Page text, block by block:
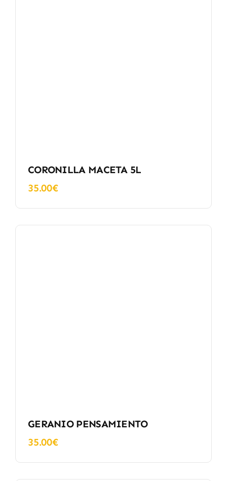
CORONILLA MACETA 5L
35.00€
GERANIO PENSAMIENTO
35.00€